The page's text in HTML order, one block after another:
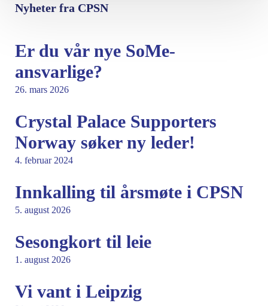
Nyheter fra CPSN
Er du vår nye SoMe-
ansvarlige?
26. mars 2026
Crystal Palace Supporters
Norway søker ny leder!
4. februar 2024
Innkalling til årsmøte i CPSN
5. august 2026
Sesongkort til leie
1. august 2026
Vi vant i Leipzig